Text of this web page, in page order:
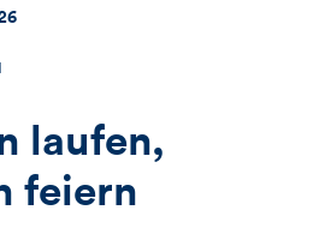
der
laufen,
feiern